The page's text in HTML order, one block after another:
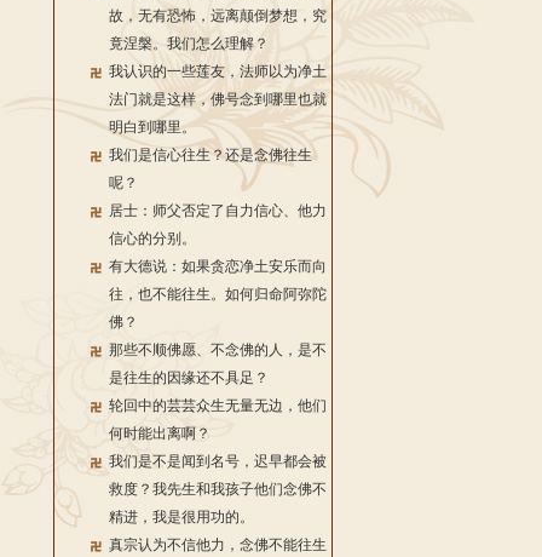
故，无有恐怖，远离颠倒梦想，究
竟涅槃。我们怎么理解？
我认识的一些莲友，法师以为净土
法门就是这样，佛号念到哪里也就
明白到哪里。
我们是信心往生？还是念佛往生
呢？
居士：师父否定了自力信心、他力
信心的分别。
有大德说：如果贪恋净土安乐而向
往，也不能往生。如何归命阿弥陀
佛？
那些不顺佛愿、不念佛的人，是不
是往生的因缘还不具足？
轮回中的芸芸众生无量无边，他们
何时能出离啊？
我们是不是闻到名号，迟早都会被
救度？我先生和我孩子他们念佛不
精进，我是很用功的。
真宗认为不信他力，念佛不能往生